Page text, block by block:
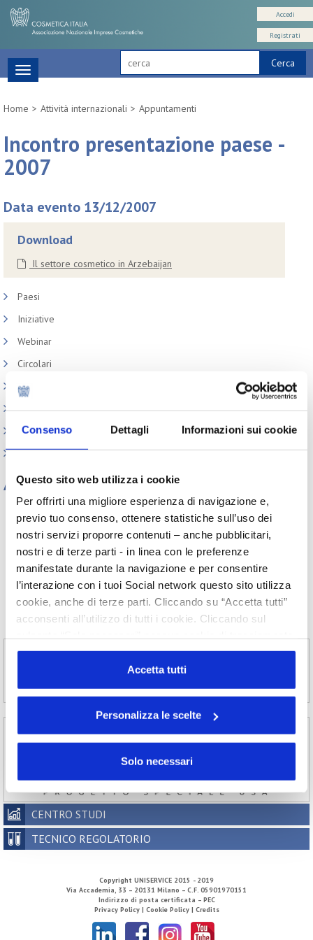
Consenso Dettagli Informazioni sui cookie
Questo sito web utilizza i cookie
Per offrirti una migliore esperienza di navigazione e,
previo tuo consenso, ottenere statistiche sull’uso dei
nostri servizi proporre contenuti – anche pubblicitari,
nostri e di terze parti - in linea con le preferenze
manifestate durante la navigazione e per consentire
l’interazione con i tuoi Social network questo sito utilizza
cookie, anche di terze parti. Cliccando su “Accetta tutti”
acconsenti all’utilizzo di tutti i cookie. Cliccando sul
o profilazione viene utilizzato. Cliccando su
“Personalizza le scelte” è possibile esprimere la propria
volontà in relazione a ciascuna categoria di cookie del
Accetta tutti
Personalizza le scelte
Solo necessari
Cerca
Accedi
Registrati
Toggle
navigation
Home
Attività internazionali Appuntamenti
Incontro presentazione paese -
2007
Data evento 13/12/2007
Download
Il settore cosmetico in Arzebaijan
Paesi
Iniziative
Webinar
Circolari
Memorandum of Understanding
Corsi di formazione
Contatti utili
FAQ
Archivio
Tutti gli anni
2024
2023
2021
2018
2017 2016
2015
2014
2013 2012
2011
2010
2009 2008
2007
2006
2005 2004
2003
2002
CENTRO STUDI
TECNICO REGOLATORIO
Copyright UNISERVICE 2015 - 2019
Via Accademia, 33 – 20131 Milano – C.F. 05901970151
Indirizzo di posta certificata – PEC
Privacy Policy | Cookie Policy | Credits